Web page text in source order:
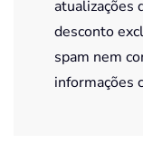
atualizações
desconto
spam nem
informações